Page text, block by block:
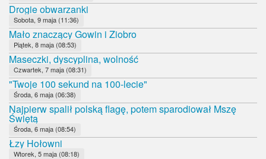
Drogie obwarzanki
Sobota, 9 maja (11:36)
Mało znaczący Gowin i Ziobro
Piątek, 8 maja (08:53)
Maseczki, dyscyplina, wolność
Czwartek, 7 maja (08:31)
"Twoje 100 sekund na 100-lecie"
Środa, 6 maja (06:38)
Najpierw spalił polską flagę, potem sparodiował Mszę
Świętą
Środa, 6 maja (08:54)
Łzy Hołowni
Wtorek, 5 maja (08:18)